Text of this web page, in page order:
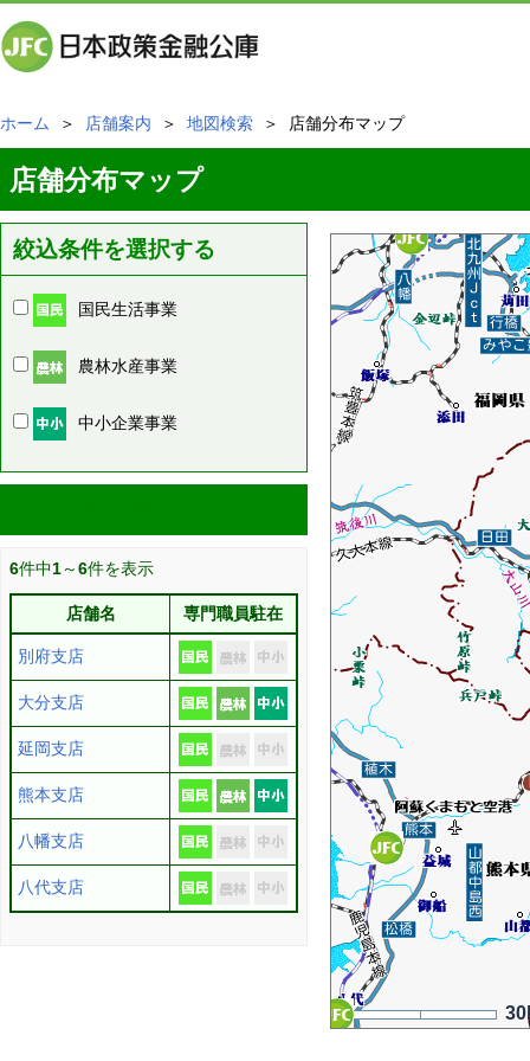
ホーム ＞ 店舗案内 ＞ 地図検索 ＞ 店舗分布マップ
店舗分布マップ
絞込条件を選択する
国民生活事業
農林水産事業
中小企業事業
6件中1～6件を表示
店舗名 専門職員駐在
別府支店
大分支店
延岡支店
熊本支店
八幡支店
八代支店